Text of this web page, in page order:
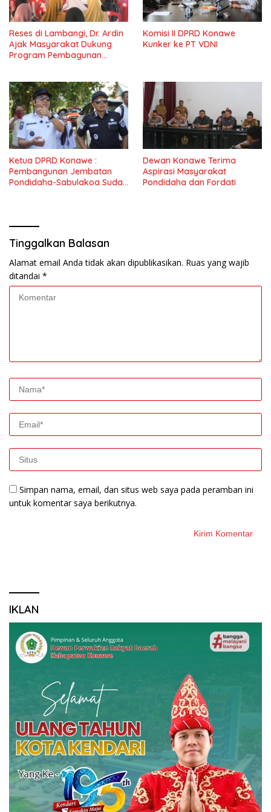
Reses di Lambangi, Dr. Ardin
Ajak Masyarakat Dukung
Program Pembagunan
Komisi II DPRD Konawe
Kunker ke PT VDNI
Ketua DPRD Konawe :
Pembangunan Jembatan
Pondidaha-Sabulakoa Sudah
Dewan Konawe Terima
Aspirasi Masyarakat
Pondidaha dan Fordati
Tinggalkan Balasan
Alamat email Anda tidak akan dipublikasikan. Ruas yang wajib
ditandai *
Simpan nama, email, dan situs web saya pada peramban ini
untuk komentar saya berikutnya.
IKLAN